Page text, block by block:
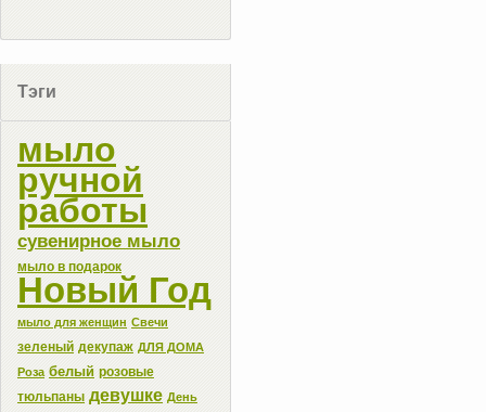
Тэги
мыло
ручной
работы
сувенирное мыло
мыло в подарок
Новый Год
мыло для женщин Свечи
зеленый декупаж ДЛЯ ДОМА
Роза белый розовые
тюльпаны девушке День